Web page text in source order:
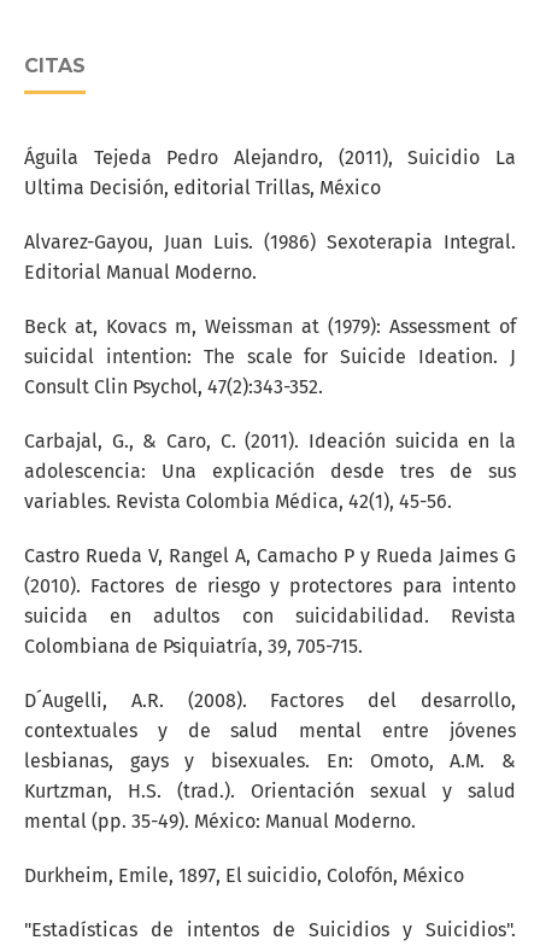
CITAS
Águila Tejeda Pedro Alejandro, (2011), Suicidio La
Ultima Decisión, editorial Trillas, México
Alvarez-Gayou, Juan Luis. (1986) Sexoterapia Integral.
Editorial Manual Moderno.
Beck at, Kovacs m, Weissman at (1979): Assessment of
suicidal intention: The scale for Suicide Ideation. J
Consult Clin Psychol, 47(2):343-352.
Carbajal, G., & Caro, C. (2011). Ideación suicida en la
adolescencia: Una explicación desde tres de sus
variables. Revista Colombia Médica, 42(1), 45-56.
Castro Rueda V, Rangel A, Camacho P y Rueda Jaimes G
(2010). Factores de riesgo y protectores para intento
suicida en adultos con suicidabilidad. Revista
Colombiana de Psiquiatría, 39, 705-715.
D´Augelli, A.R. (2008). Factores del desarrollo,
contextuales y de salud mental entre jóvenes
lesbianas, gays y bisexuales. En: Omoto, A.M. &
Kurtzman, H.S. (trad.). Orientación sexual y salud
mental (pp. 35-49). México: Manual Moderno.
Durkheim, Emile, 1897, El suicidio, Colofón, México
"Estadísticas de intentos de Suicidios y Suicidios".